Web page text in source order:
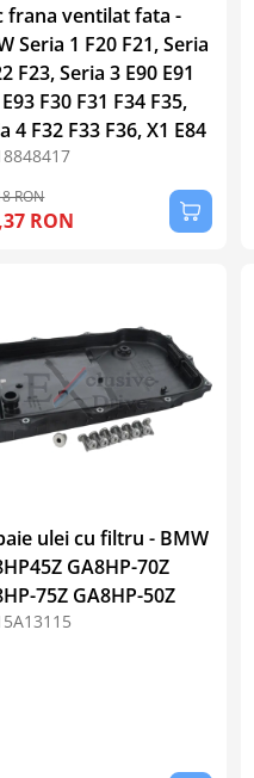
frana ventilat fata -
Seria 1 F20 F21, Seria
F23, Seria 3 E90 E91
F30 F31 F34 F35,
4 F32 F33 F36, X1 E84
RON
RON
ulei cu filtru - BMW
GA8HP-70Z
75Z GA8HP-50Z